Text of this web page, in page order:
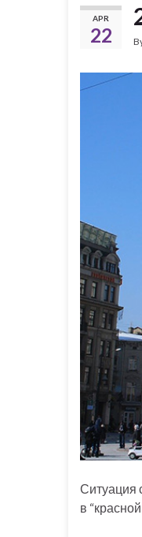
APR
22
Ситуация
в